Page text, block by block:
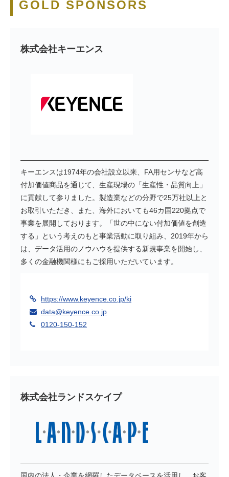
GOLD SPONSORS
株式会社キーエンス
キーエンスは1974年の会社設立以来、FA用センサなど高
付加価値商品を通じて、生産現場の「生産性・品質向上」
に貢献して参りました。製造業などの分野で25万社以上と
お取引いただき、また、海外においても46カ国220拠点で
事業を展開しております。「世の中にない付加価値を創造
する」という考えのもと事業活動に取り組み、2019年から
は、データ活用のノウハウを提供する新規事業を開始し、
多くの金融機関様にもご採用いただいています。
https://www.keyence.co.jp/ki
data@keyence.co.jp
0120-150-152
株式会社ランドスケイプ